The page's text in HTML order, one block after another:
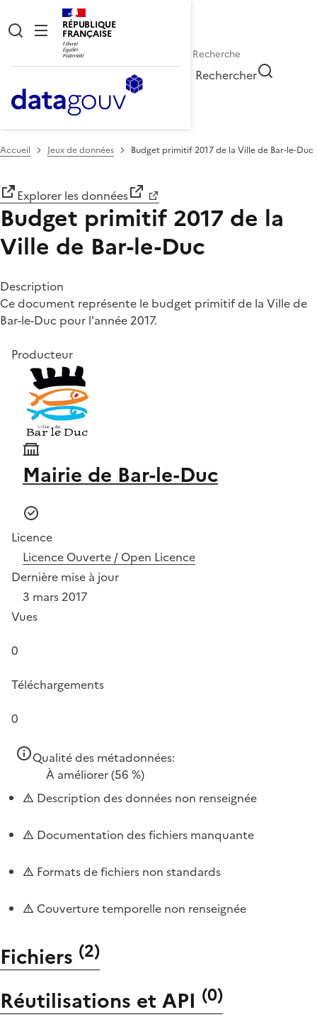
RÉPUBLIQUE
FRANÇAISE
Rechercher
Accueil Jeux de données Budget primitif 2017 de la Ville de Bar-le-Duc
Explorer les données
Budget primitif 2017 de la
Ville de Bar-le-Duc
Description
Ce document représente le budget primitif de la Ville de
Bar-le-Duc pour l'année 2017.
Producteur
Mairie de Bar-le-Duc
Licence
Licence Ouverte / Open Licence
Dernière mise à jour
3 mars 2017
Vues
0
Téléchargements
0
Qualité des métadonnées:
À améliorer(56 %)
Description des données non renseignée
Documentation des fichiers manquante
Formats de fichiers non standards
Couverture temporelle non renseignée
Fichiers (2)
Réutilisations et API (0)